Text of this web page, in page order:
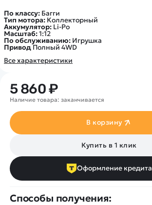
По классу: Багги
Тип мотора: Коллекторный
Аккумулятор: Li-Po
Масштаб:1:12
По обслуживанию: Игрушка
ПриводПолный 4WD
Все характеристики
5 860 ₽
Наличие товара: заканчивается
В корзину
Купить в 1 клик
Оформление кредита
Способы получения: